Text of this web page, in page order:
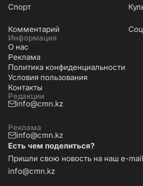
Cпорт
Комментарий
Информация
О нас
Реклама
Политика конфиденциальности
Условия пользования
Контакты
Редакции
info@cmn.kz
Реклама
info@cmn.kz
Есть чем поделиться?
Пришли свою новость на наш e-
info@cmn.kz